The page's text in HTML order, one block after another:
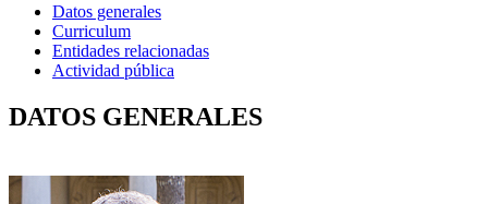
Datos generales
Curriculum
Entidades relacionadas
Actividad pública
DATOS GENERALES